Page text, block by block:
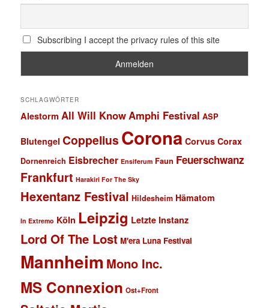
Subscribing I accept the privacy rules of this site
SCHLAGWÖRTER
Alestorm All Will KnowAmphi Festival ASP
Blutengel Coppelius Corona Corvus Corax
Dornenreich Eisbrecher Ensiferum Faun Feuerschwanz
Frankfurt Harakiri For The Sky
Hexentanz Festival Hildesheim Hämatom
In Extremo Köln Leipzig Letzte Instanz
Lord Of The Lost M'era Luna Festival
Mannheim Mono Inc.
MS Connexion Ost+Front